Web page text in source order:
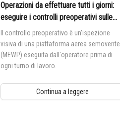
Operazioni da effettuare tutti i giorni:
eseguire i controlli preoperativi sulle
piattaforme aeree semoventi Genie®
Il controllo preoperativo è un’ispezione
visiva di una piattaforma aerea semovente
(MEWP) eseguita dall'operatore prima di
ogni turno di lavoro.
Continua a leggere